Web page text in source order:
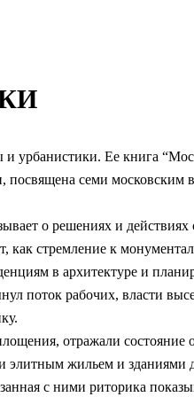
и урбанистики. Ее книга
посвящена семи московским
о решениях и действиях
как стремление к
в архитектуре и
поток рабочих, власти
отражали состояние
элитным жильем и зданиями
с ними риторика